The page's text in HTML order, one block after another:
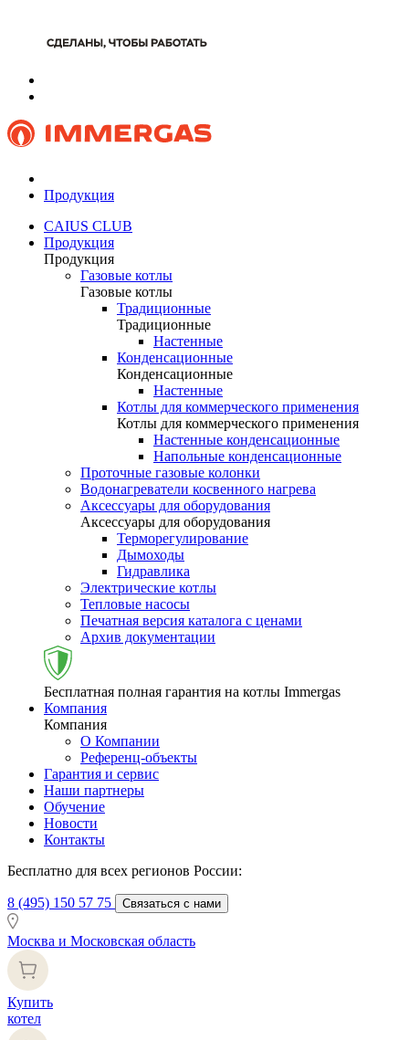
Продукция
CAIUS CLUB
Продукция
Продукция
Газовые котлы
Газовые котлы
Традиционные
Традиционные
Настенные
Конденсационные
Конденсационные
Настенные
Котлы для коммерческого применения
Котлы для коммерческого применения
Настенные конденсационные
Напольные конденсационные
Проточные газовые колонки
Водонагреватели косвенного нагрева
Аксессуары для оборудования
Аксессуары для оборудования
Терморегулирование
Дымоходы
Гидравлика
Электрические котлы
Тепловые насосы
Печатная версия каталога с ценами
Архив документации
Бесплатная полная гарантия на котлы Immergas
Компания
Компания
О Компании
Референц-объекты
Гарантия и сервис
Наши партнеры
Обучение
Новости
Контакты
Бесплатно для всех регионов России:
8 (495) 150 57 75 Связаться с нами
Москва и Московская область
Купить
котел